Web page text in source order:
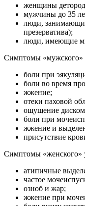
женщины
мужчины до 35
люди,
презерватива);
люди, имеющие
Симптомы «мужского»
боли при
боли во время
жжение;
отеки паховой
ощущение
боли при
жжение и
присутствие
Симптомы «женского»
атипичные
частое
озноб и жар;
жжение при